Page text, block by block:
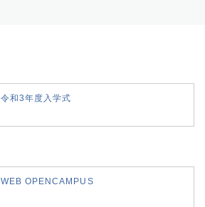
令和3年度入学式
WEB OPENCAMPUS